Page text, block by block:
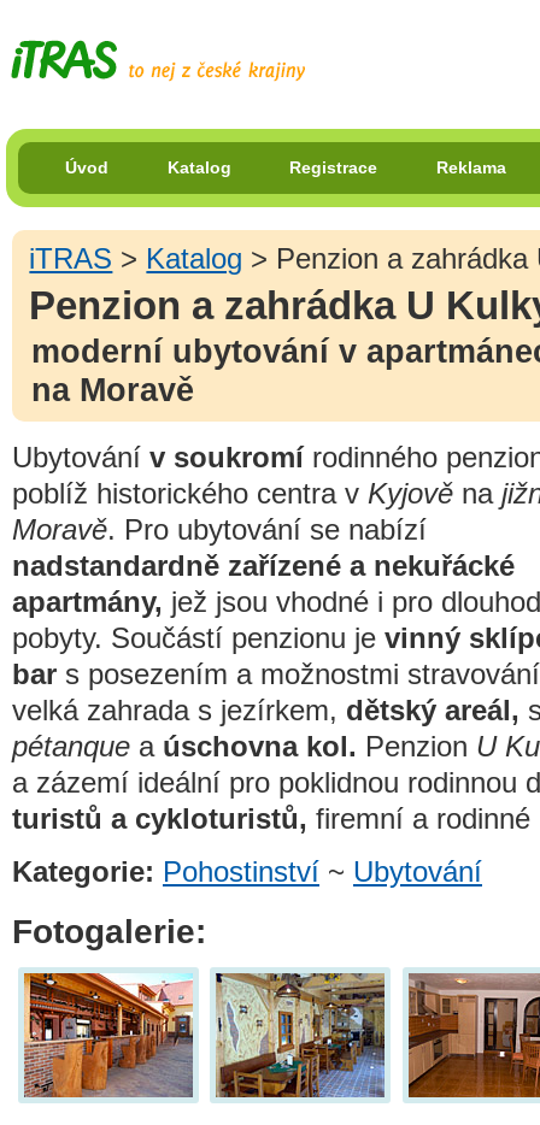
Úvod Katalog Registrace Reklama
iTRAS > Katalog > Penzion a zahrádka
Penzion a zahrádka U
moderní ubytování v
na Moravě
Ubytování v soukromírodinného
poblíž historického centra v Kyjově na
Moravě. Pro ubytování se nabízí
nadstandardně zařízené a nekuřácké
apartmány, jež jsou vhodné i pro
pobyty. Součástí penzionu je vinný
bar s posezením a možnostmi
velká zahrada s jezírkem, dětský areál,
pétanque a úschovna kol. Penzion U
a zázemí ideální pro poklidnou rodinnou
turistů a cykloturistů, firemní a rodinné
Kategorie: Pohostinství ~ Ubytování
Fotogalerie: